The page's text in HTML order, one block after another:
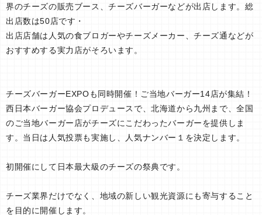
界のチーズの販売ブース、チーズバーガーなどが出店します。総
出店数は50店です・
出店店舗は人気の食ブロガーやチーズメーカー、チーズ通などが
おすすめする実力店がそろいます。
チーズバーガーEXPOも同時開催！ご当地バーガー14店が集結！
西日本バーガー協会プロデュースで、北海道から九州まで、全国
のご当地バーガー店がチーズにこだわったバーガーを提供しま
す。当日は人気投票も実施し、人気ナンバー１を決定します。
初開催にして日本最大級のチーズの祭典です。
チーズ業界だけでなく、地域の新しい観光資源にも寄与すること
を目的に開催します。